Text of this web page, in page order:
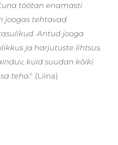
töötan enamasti
joogas tehtavad
Antud jooga
ja harjutuste lihtsus.
kuid suudan kõiki
teha." (Liina)